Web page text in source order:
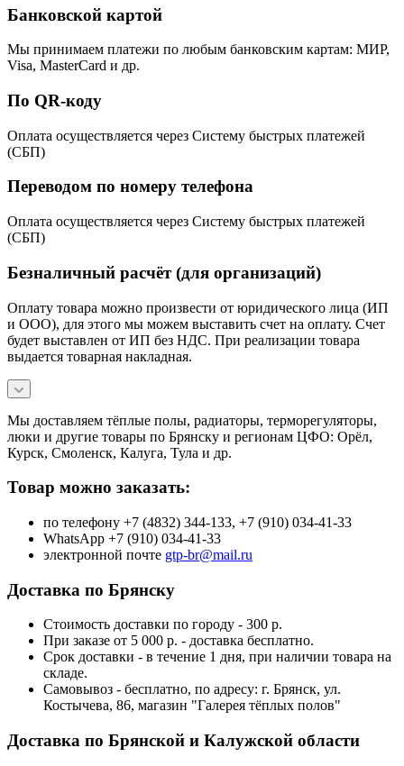
Банковской картой
Мы принимаем платежи по любым банковским картам: МИР,
Visa, MasterCard и др.
По QR-коду
Оплата осуществляется через Систему быстрых платежей
(СБП)
Переводом по номеру телефона
Оплата осуществляется через Систему быстрых платежей
(СБП)
Безналичный расчёт (для организаций)
Оплату товара можно произвести от юридического лица (ИП
и ООО), для этого мы можем выставить счет на оплату. Счет
будет выставлен от ИП без НДС. При реализации товара
выдается товарная накладная.
Мы доставляем тёплые полы, радиаторы, терморегуляторы,
люки и другие товары по Брянску и регионам ЦФО: Орёл,
Курск, Смоленск, Калуга, Тула и др.
Товар можно заказать:
по телефону +7 (4832) 344-133, +7 (910) 034-41-33
WhatsApp +7 (910) 034-41-33
электронной почте gtp-br@mail.ru
Доставка по Брянску
Стоимость доставки по городу - 300 р.
При заказе от 5 000 р. - доставка бесплатно.
Срок доставки - в течение 1 дня, при наличии товара на
складе.
Самовывоз - бесплатно, по адресу: г. Брянск, ул.
Костычева, 86, магазин "Галерея тёплых полов"
Доставка по Брянской и Калужской области